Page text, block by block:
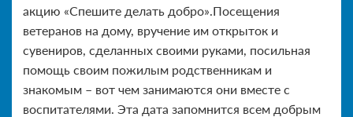
акцию «Спешите делать добро».Посещения
ветеранов на дому, вручение им открыток и
сувениров, сделанных своими руками, посильная
помощь своим пожилым родственникам и
знакомым – вот чем занимаются они вместе с
воспитателями. Эта дата запомнится всем добрым